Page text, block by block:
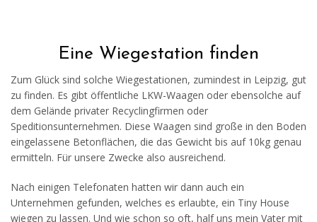
Eine Wiegestation finden
Zum Glück sind solche Wiegestationen, zumindest in Leipzig, gut
zu finden. Es gibt öffentliche LKW-Waagen oder ebensolche auf
dem Gelände privater Recyclingfirmen oder
Speditionsunternehmen. Diese Waagen sind große in den Boden
eingelassene Betonflächen, die das Gewicht bis auf 10kg genau
ermitteln. Für unsere Zwecke also ausreichend.
Nach einigen Telefonaten hatten wir dann auch ein
Unternehmen gefunden, welches es erlaubte, ein Tiny House
wiegen zu lassen. Und wie schon so oft, half uns mein Vater mit